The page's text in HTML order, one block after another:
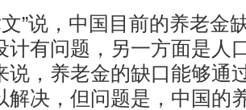
文”说，中国目前的养老金
计有问题，另一方面是人
说，养老金的缺口能够通
解决，但问题是，中国的